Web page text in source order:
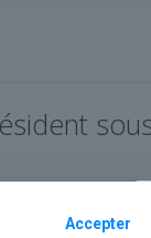
Accepter